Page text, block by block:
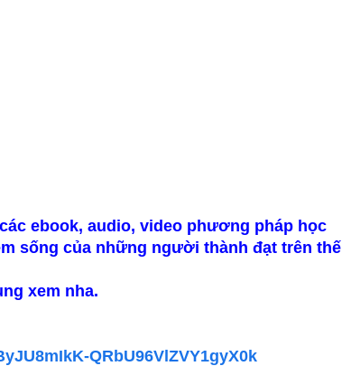
ebook, audio, video phương pháp học
sống của những người thành đạt trên thế
xem nha.
QRbU96VlZVY1gyX0k